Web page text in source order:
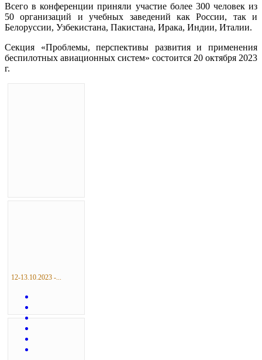
Всего в конференции приняли участие более 300 человек из
50 организаций и учебных заведений как России, так и
Белоруссии, Узбекистана, Пакистана, Ирака, Индии, Италии.
Секция «Проблемы, перспективы развития и применения
беспилотных авиационных систем» состоится 20 октября 2023
г.
12-13.10.2023 -...